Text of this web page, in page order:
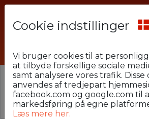
⚠️ Denne jobannonce er
Stillingen er ikke længere aktiv,
lignende annoncer
Cookie indstillinger
Vi bruger cookies til at
at tilbyde forskellige sociale
samt analysere vores trafik. Disse
anvendes af tredjepart
facebook.com og google.com til
markedsføring på egne
Læs mere her.